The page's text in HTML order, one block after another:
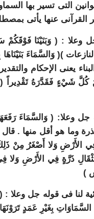
التى تسير بها
القرآنى عنها يأتى
يعنى الإحكام
وما هو أقل منها .
ذَرَّةٍ فِي الأَرْضِ وَلا فِي
لنا فى قوله جل